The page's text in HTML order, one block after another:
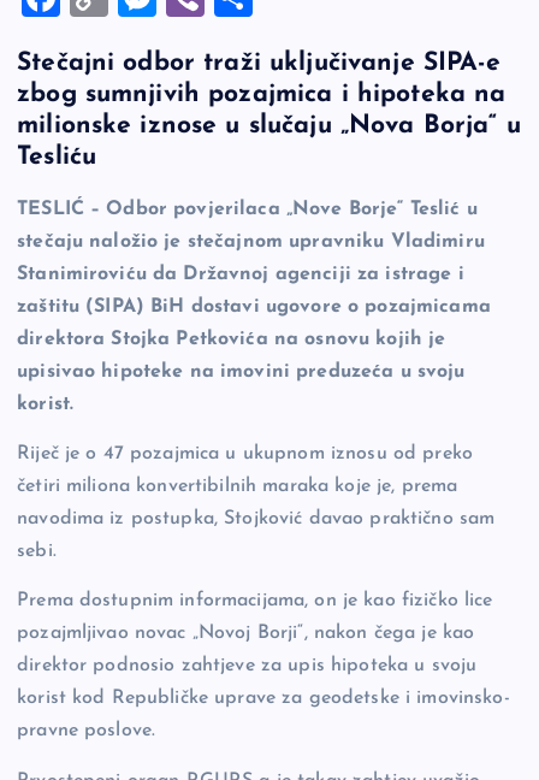
c
e
b
o
o
k
p
y
n
k
se
n
er ar
e
Stečajni odbor traži uključivanje SIPA-e
zbog sumnjivih pozajmica i hipoteka na
milionske iznose u slučaju „Nova Borja“ u
Tesliću
TESLIĆ – Odbor povjerilaca „Nove Borje“ Teslić u
stečaju naložio je stečajnom upravniku Vladimiru
Stanimiroviću da Državnoj agenciji za istrage i
zaštitu (SIPA) BiH dostavi ugovore o pozajmicama
direktora Stojka Petkovića na osnovu kojih je
upisivao hipoteke na imovini preduzeća u svoju
korist.
Riječ je o 47 pozajmica u ukupnom iznosu od preko
četiri miliona konvertibilnih maraka koje je, prema
navodima iz postupka, Stojković davao praktično sam
sebi.
Prema dostupnim informacijama, on je kao fizičko lice
pozajmljivao novac „Novoj Borji“, nakon čega je kao
direktor podnosio zahtjeve za upis hipoteka u svoju
korist kod Republičke uprave za geodetske i imovinsko-
pravne poslove.